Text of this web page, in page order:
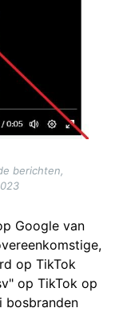
berichten,
Google van
op TikTok
op TikTok op
bosbranden